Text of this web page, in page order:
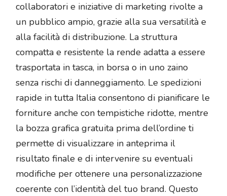
collaboratori e iniziative di marketing rivolte a
un pubblico ampio, grazie alla sua versatilità e
alla facilità di distribuzione. La struttura
compatta e resistente la rende adatta a essere
trasportata in tasca, in borsa o in uno zaino
senza rischi di danneggiamento. Le spedizioni
rapide in tutta Italia consentono di pianificare le
forniture anche con tempistiche ridotte, mentre
la bozza grafica gratuita prima dell’ordine ti
permette di visualizzare in anteprima il
risultato finale e di intervenire su eventuali
modifiche per ottenere una personalizzazione
coerente con l’identità del tuo brand. Questo